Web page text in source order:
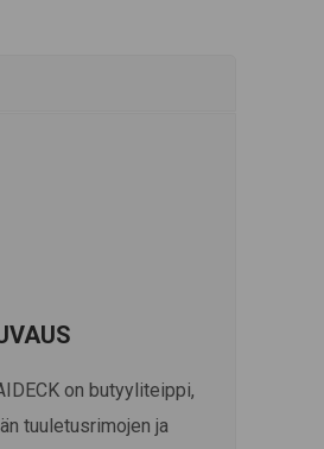
on butyyliteippi,
tuuletusrimojen ja